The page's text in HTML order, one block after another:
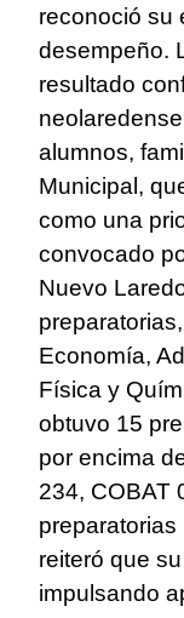
reconoció su
desempeño.
resultado
alumnos,
Municipal,
como una
convocado
Nuevo
Economía,
Física y
obtuvo 15
por encima
234, COBAT
reiteró que
impulsando